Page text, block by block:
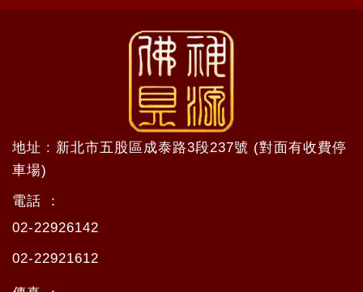
地址 : 新北市五股區成泰路3段237號 (對面有收費停
車場)
電話 ：
02-22926142
02-22921612